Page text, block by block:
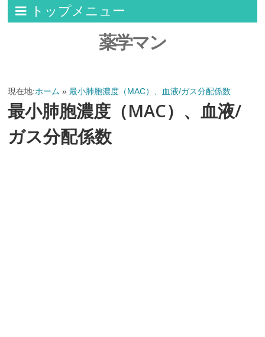
トップメニュー
薬学マン
現在地:ホーム »最小肺胞濃度（MAC）、血液/ガス分配係数
最小肺胞濃度（MAC）、血液/
ガス分配係数